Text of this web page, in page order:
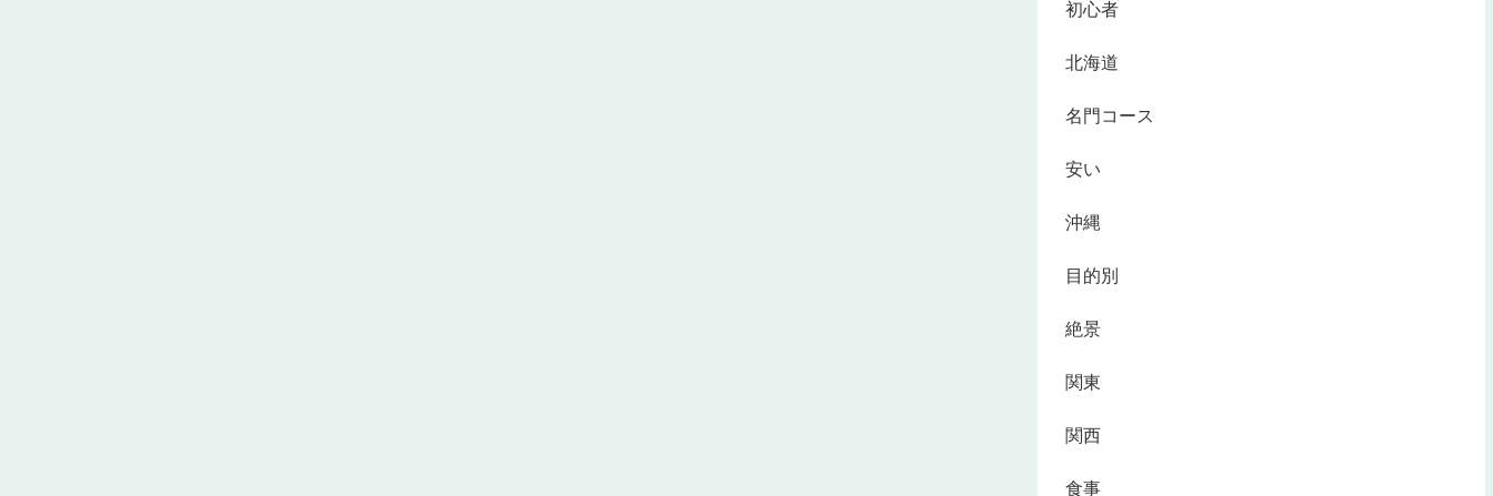
初心者
北海道
名門コース
安い
沖縄
目的別
絶景
関東
関西
食事